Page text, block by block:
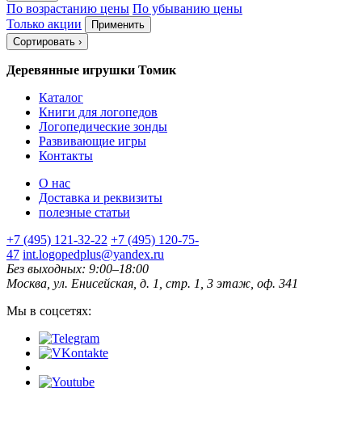
По возрастанию цены По убыванию цены
Только акции
Применить
Сортировать ›
Деревянные игрушки Томик
Каталог
Книги для логопедов
Логопедические зонды
Развивающие игры
Контакты
О нас
Доставка и реквизиты
полезные статьи
+7 (495) 121-32-22 +7 (495) 120-75-
47 int.logopedplus@yandex.ru
Без выходных: 9:00–18:00
Москва, ул. Енисейская, д. 1, стр. 1, 3 этаж, оф. 341
Мы в соцсетях: